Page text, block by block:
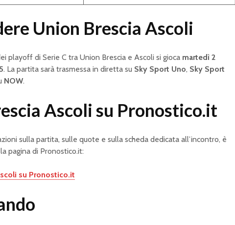
Union Brescia Ascoli
playoff di Serie C tra Union Brescia e Ascoli si gioca martedì 2
. La partita sarà trasmessa in diretta su Sky Sport Uno, Sky Sport
NOW.
Ascoli su Pronostico.it
sulla partita, sulle quote e sulla scheda dedicata all’incontro, è
pagina di Pronostico.it:
su Pronostico.it